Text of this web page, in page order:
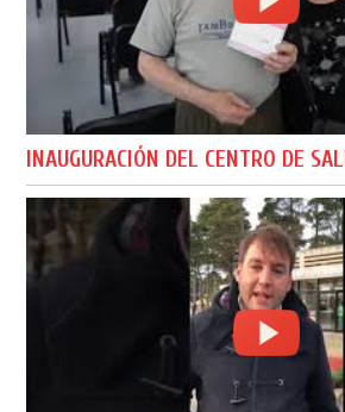
INAUGURACIÓN DEL CENTRO DE